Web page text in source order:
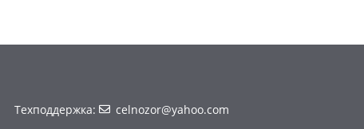
Техподдержка: celnozor@yahoo.com